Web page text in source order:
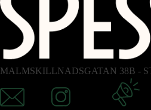
MALMSKILLNADSGATAN 38B -